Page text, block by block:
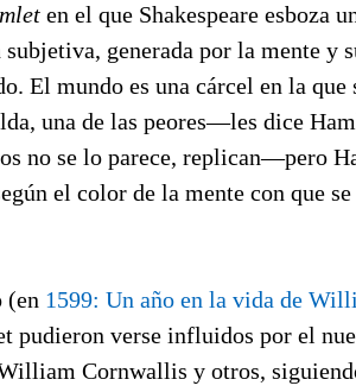
en el que Shakespeare esboza
generada por la mente y
El mundo es una cárcel en la que
una de las peores—les dice
no se lo parece, replican—pero
el color de la mente con que
(en 1599: Un año en la vida de
pudieron verse influidos por el
William Cornwallis y otros,